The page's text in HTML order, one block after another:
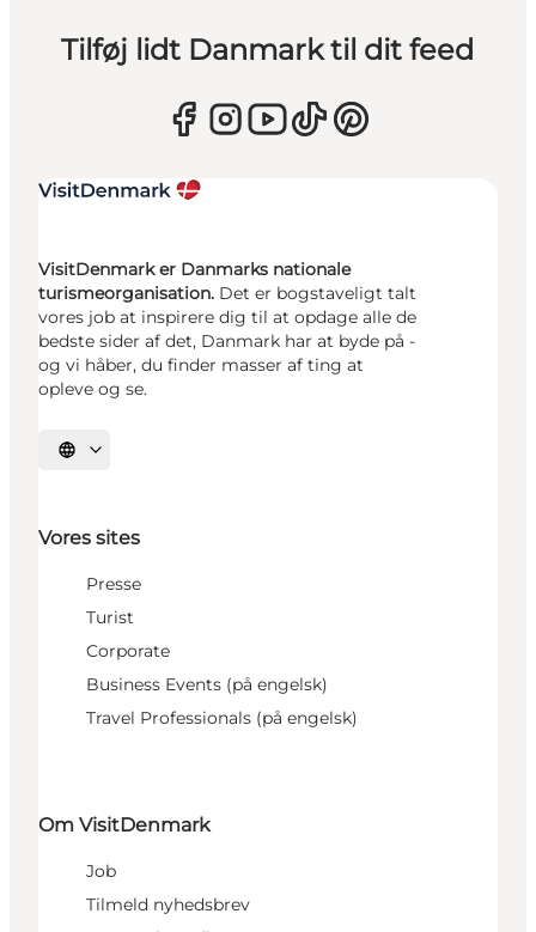
Tilføj lidt Danmark til dit feed
VisitDenmark er Danmarks nationale
turismeorganisation. Det er bogstaveligt talt
vores job at inspirere dig til at opdage alle de
bedste sider af det, Danmark har at byde på -
og vi håber, du finder masser af ting at
opleve og se.
Vælg sprog
Vores sites
Presse
Turist
Corporate
Business Events (på engelsk)
Travel Professionals (på engelsk)
Om VisitDenmark
Job
Tilmeld nyhedsbrev